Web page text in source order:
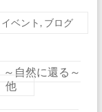
イベント , ブログ
自然に還る～
他